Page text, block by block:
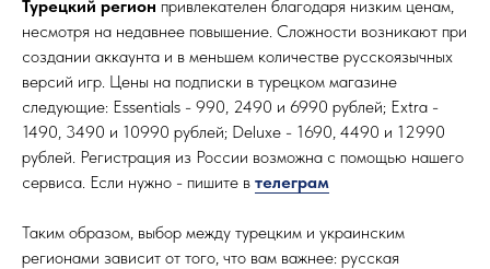
Турецкий регион привлекателен благодаря низким ценам,
несмотря на недавнее повышение. Сложности возникают при
создании аккаунта и в меньшем количестве русскоязычных
версий игр. Цены на подписки в турецком магазине
следующие: Essentials - 990, 2490 и 6990 рублей; Extra -
1490, 3490 и 10990 рублей; Deluxe - 1690, 4490 и 12990
рублей. Регистрация из России возможна с помощью нашего
сервиса. Если нужно - пишите в телеграм
Таким образом, выбор между турецким и украинским
регионами зависит от того, что вам важнее: русская